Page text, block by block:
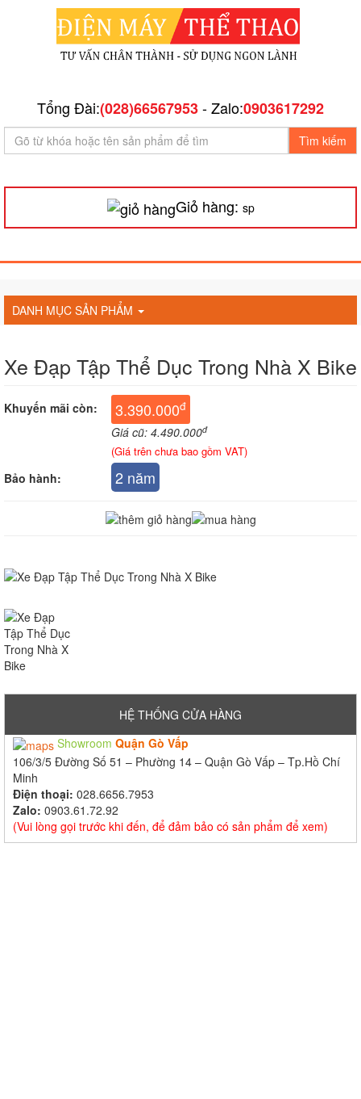
Tổng Đài:(028)66567953- Zalo:0903617292
Tìm kiếm
Giỏ hàng: sp
DANH MỤC SẢN PHẨM
Xe Đạp Tập Thể Dục Trong Nhà X Bike
Khuyến mãi còn: 3.390.000đ
Giá cũ: 4.490.000đ
(Giá trên chưa bao gồm VAT)
Bảo hành: 2 năm
HỆ THỐNG CỬA HÀNG
Showroom Quận Gò Vấp
106/3/5 Đường Số 51 – Phường 14 – Quận Gò Vấp – Tp.Hồ Chí
Minh
Điện thoại: 028.6656.7953
Zalo: 0903.61.72.92
(Vui lòng gọi trước khi đến, để đảm bảo có sản phẩm để xem)